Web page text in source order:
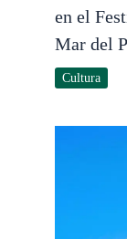
en el
Mar del
Cultura